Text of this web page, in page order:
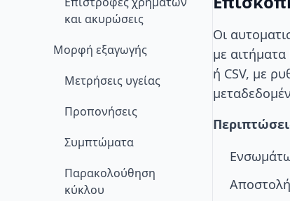
και ακυρώσεις
Μορφή εξαγωγής
Μετρήσεις υγείας
Προπονήσεις
Συμπτώματα
Παρακολούθηση
κύκλου
Οι
με
ή CSV, με